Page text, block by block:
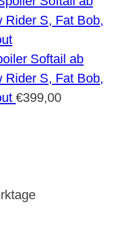
Softail ab
Rider S, Fat Bob,
€399,00